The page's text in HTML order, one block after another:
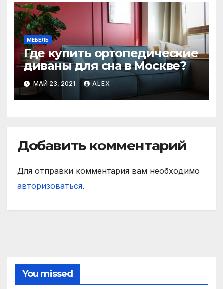
МЕБЕЛЬ
Где купить ортопедические
диваны для сна в Москве?
МАЙ 23, 2021 ALEX
Добавить комментарий
Для отправки комментария вам необходимо
авторизоваться.
You missed